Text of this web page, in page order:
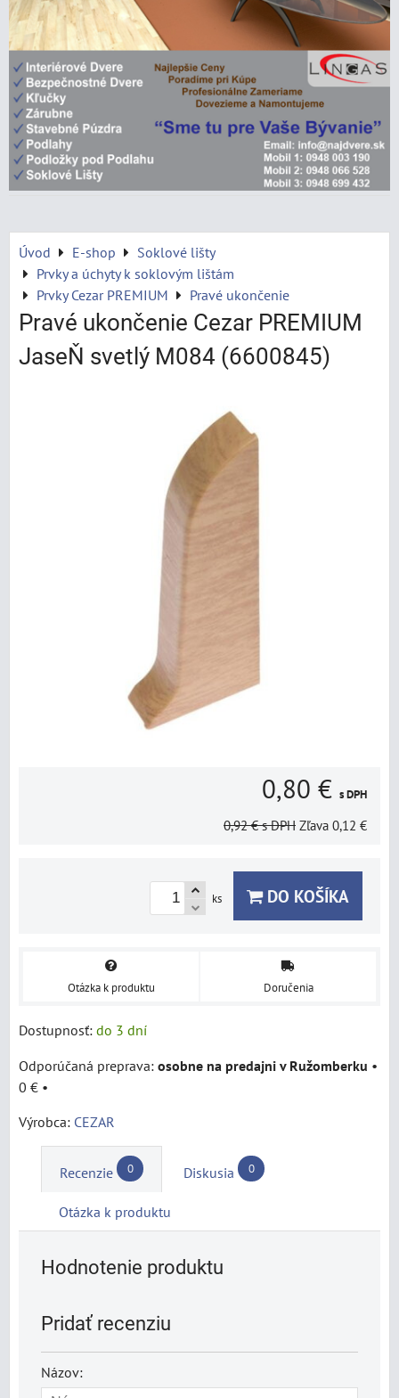
Úvod E-shop
Soklové lišty
Prvky a úchyty k soklovým lištám
Prvky Cezar PREMIUM
Pravé ukončenie
Pravé ukončenie Cezar PREMIUM
JaseŇ svetlý M084 (6600845)
0,80 € s DPH
0,92 € s DPH Zľava 0,12 €
ks DO KOŠÍKA
Otázka k produktu Doručenia
Dostupnosť: do 3 dní
osobne na predajni v Ružomberku •
0 € •
Výrobca: CEZAR
Recenzie 0 Diskusia 0
Otázka k produktu
Hodnotenie produktu
Pridať recenziu
Názov: